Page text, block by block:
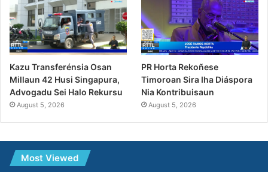
Kazu Transferénsia Osan
Millaun 42 Husi Singapura,
Advogadu Sei Halo Rekursu
August 5, 2026
PR Horta Rekoñese
Timoroan Sira Iha Diáspora
Nia Kontribuisaun
August 5, 2026
Most Viewed